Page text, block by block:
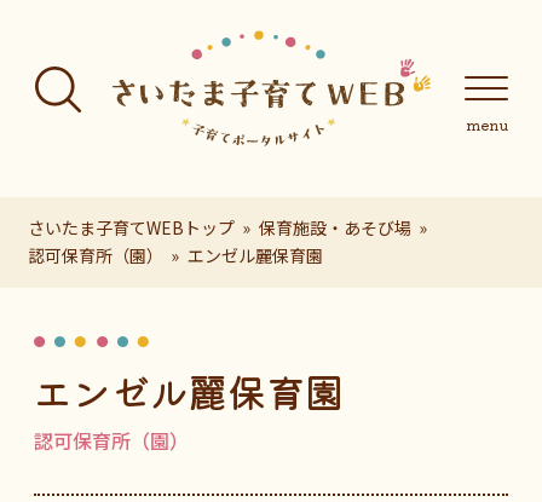
さいたま子育てWEBトップ
保育施設・あそび場
認可保育所（園）
エンゼル麗保育園
エンゼル麗保育園
認可保育所（園）